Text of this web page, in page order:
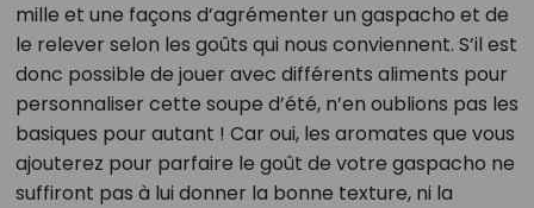
mille et une façons d’agrémenter un gaspacho et de
le relever selon les goûts qui nous conviennent. S’il est
donc possible de jouer avec différents aliments pour
personnaliser cette soupe d’été, n’en oublions pas les
basiques pour autant ! Car oui, les aromates que vous
ajouterez pour parfaire le goût de votre gaspacho ne
suffiront pas à lui donner la bonne texture, ni la